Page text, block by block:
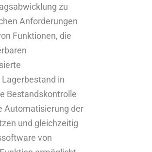
zu
Anforderungen
Funktionen, die
in
Bestandskontrolle
Automatisierung der
und gleichzeitig
von